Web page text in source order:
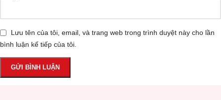
Lưu tên của tôi, email, và trang web trong trình duyệt này cho lần
bình luận kế tiếp của tôi.